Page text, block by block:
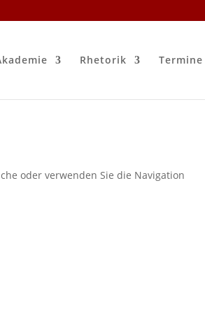
Rhetorik Termine
oder verwenden Sie die Navigation